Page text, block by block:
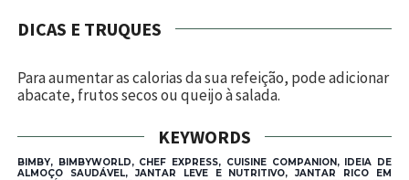
DICAS E TRUQUES
Para aumentar as calorias da sua refeição, pode adicionar
abacate, frutos secos ou queijo à salada.
KEYWORDS
BIMBY, BIMBYWORLD, CHEF EXPRESS, CUISINE COMPANION, IDEIA DE
ALMOÇO SAUDÁVEL, JANTAR LEVE E NUTRITIVO, JANTAR RICO EM